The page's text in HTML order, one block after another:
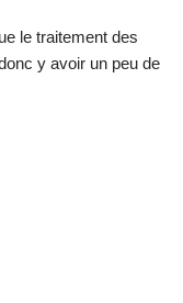
le traitement des
y avoir un peu de